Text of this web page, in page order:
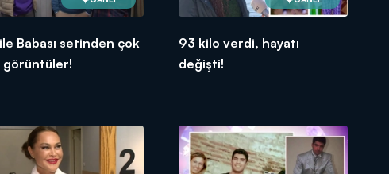
Babası setinden çok
görüntüler!
93 kilo verdi, hayatı
değişti!